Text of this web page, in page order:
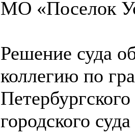
МО «Поселок
Решение суда
коллегию по
Петербургского
городского